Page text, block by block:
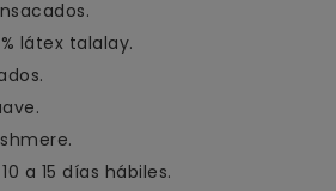
látex talalay.
a 15 días hábiles.